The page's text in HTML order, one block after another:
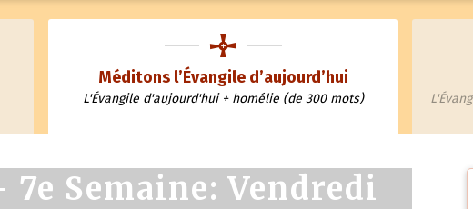
Méditons l’Évangile d’aujourd’hui
L'Évangile d'aujourd'hui + homélie (de 300 mots)
7e Semaine: Vendredi